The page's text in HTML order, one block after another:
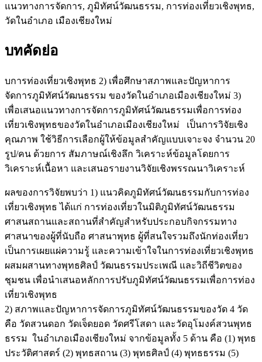
แนวทางการจัดการ, ภูมิทัศน์วัฒนธรรม, การท่องเที่ยวเชิงพุทธ,
วัดในอำเภอ เมืองเชียงใหม่
บทคัดย่อ
บการท่องเที่ยวเชิงพุทธ 2) เพื่อศึกษาสภาพและปัญหาการ
จัดการภูมิทัศน์วัฒนธรรม ของวัดในอำเภอเมืองเชียงใหม่ 3)
เพื่อเสนอแนวทางการจัดการภูมิทัศน์วัฒนธรรมเพื่อการท่อง
เที่ยวเชิงพุทธของวัดในอำเภอเมืองเชียงใหม่ เป็นการวิจัยเชิง
คุณภาพ ใช้วิธีการเลือกผู้ให้ข้อมูลสำคัญแบบเจาะจง จำนวน 20
รูป/คน ด้วยการ สัมภาษณ์เชิงลึก วิเคราะห์ข้อมูลโดยการ
วิเคราะห์เนื้อหา และเสนอรายงานวิจัยเชิงพรรณนาวิเคราะห์
ผลของการวิจัยพบว่า 1) แนวคิดภูมิทัศน์วัฒนธรรมกับการท่อง
เที่ยวเชิงพุทธ ได้แก่ การท่องเที่ยวในมิติภูมิทัศน์วัฒนธรรม
ศาสนสถานและสถานที่สำคัญสำหรับประกอบกิจกรรมทาง
ศาสนาของผู้ที่นับถือ ศาสนาพุทธ ผู้ที่สนใจรวมถึงนักท่องเที่ยว
เป็นการเผยแผ่ความรู้ และความเข้าใจในการท่องเที่ยวเชิงพุทธ
ผสมผสานทางพุทธศิลป์ วัฒนธรรมประเพณี และวิถีชีวิตของ
ชุมชน เพื่อนำเสนอหลักการปรับภูมิทัศน์วัฒนธรรมเพื่อการท่อง
เที่ยวเชิงพุทธ
2) สภาพและปัญหาการจัดการภูมิทัศน์วัฒนธรรมของวัด 4 วัด
คือ วัดสวนดอก วัดเจ็ดยอด วัดศรีโสดา และวัดอุโมงค์สวนพุทธ
ธรรม ในอำเภอเมืองเชียงใหม่ จากข้อมูลทั้ง 5 ด้าน คือ (1) พุทธ
ประวัติศาสตร์ (2) พุทธสถาน (3) พุทธศิลป์ (4) พุทธธรรม (5)